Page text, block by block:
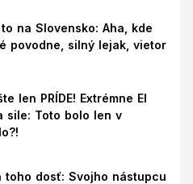
to na Slovensko: Aha, kde
povodne, silný lejak, vietor
len PRÍDE! Extrémne El
sile: Toto bolo len v
toho dosť: Svojho nástupcu